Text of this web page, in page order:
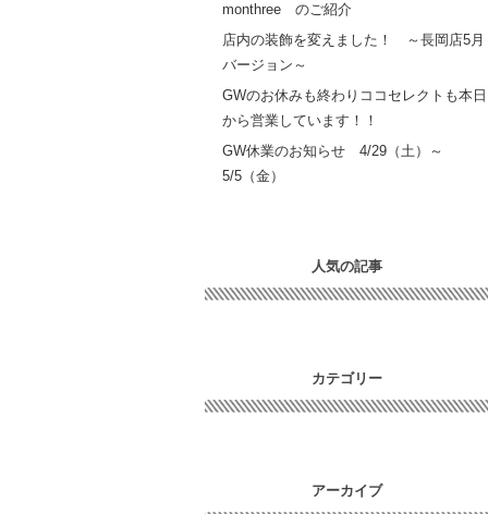
monthree のご紹介
店内の装飾を変えました！ ～長岡店5月
バージョン～
GWのお休みも終わりココセレクトも本日
から営業しています！！
GW休業のお知らせ 4/29（土）～
5/5（金）
人気の記事
カテゴリー
アーカイブ